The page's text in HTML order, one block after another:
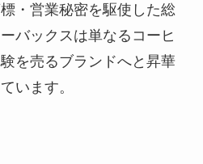
・営業秘密を駆使した総
バックスは単なるコーヒ
を売るブランドへと昇華
います。